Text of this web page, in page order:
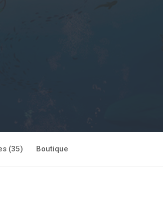
(35) Boutique